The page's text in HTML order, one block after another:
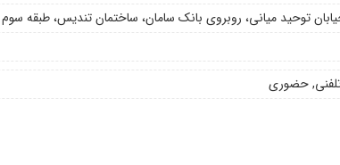
توحید میانی، روبروی بانک سامان، ساختمان تندیس، طبقه سوم
حضوری